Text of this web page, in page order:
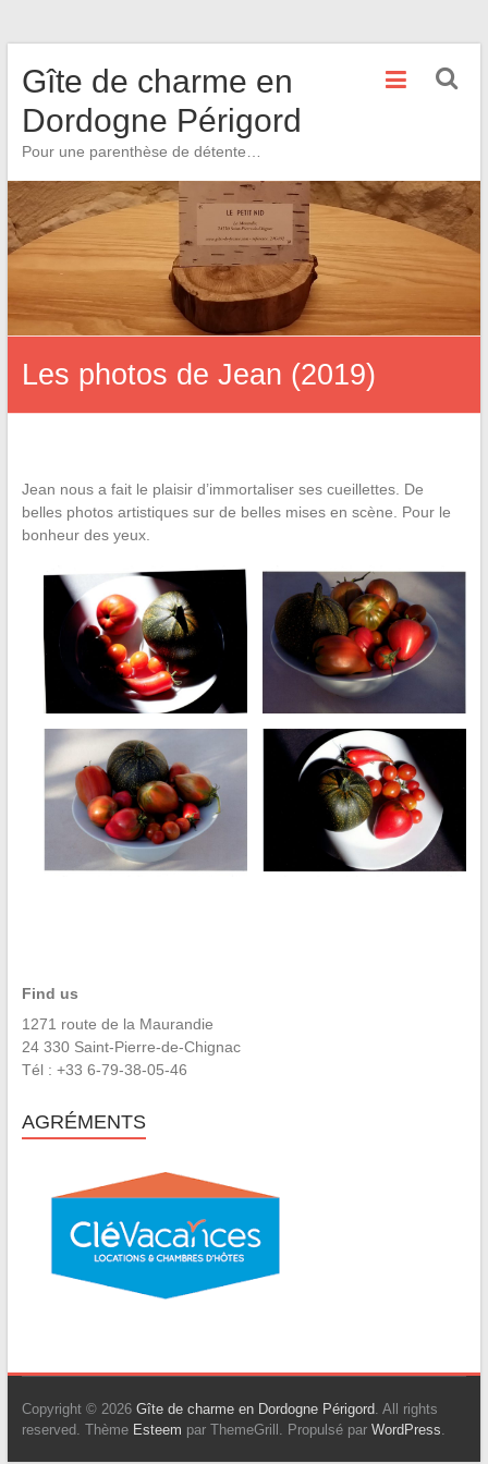
Gîte de charme en
Dordogne Périgord
Pour une parenthèse de détente…
Les photos de Jean (2019)
Jean nous a fait le plaisir d’immortaliser ses cueillettes. De
belles photos artistiques sur de belles mises en scène. Pour le
bonheur des yeux.
Find us
1271 route de la Maurandie
24 330 Saint-Pierre-de-Chignac
Tél : +33 6-79-38-05-46
AGRÉMENTS
Copyright © 2026 Gîte de charme en Dordogne Périgord . All rights
reserved. Thème Esteem par ThemeGrill. Propulsé par WordPress